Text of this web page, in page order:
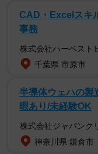
ネットゲームでの課金の
童・生徒のインターネッ
https://
しかし、課金をめぐ
す。例えば以下のよ
▽ 【事例1】 無自覚
CAD・Excelスキ
事務
株式会社ハーベスト
千葉県 市原市
半導体ウェハの製
暇あり/未経験OK
株式会社ジャパンク
神奈川県 鎌倉市